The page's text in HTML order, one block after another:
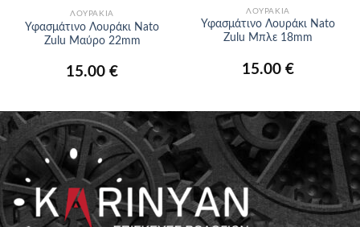
ΛΟΥΡΆΚΙΑ
Υφασμάτινο Λουράκι Nato
Zulu Μαύρο 22mm
15.00 €
ΛΟΥΡΆΚΙΑ
Υφασμάτινο Λουράκι Nato
Zulu Μπλε 18mm
15.00 €